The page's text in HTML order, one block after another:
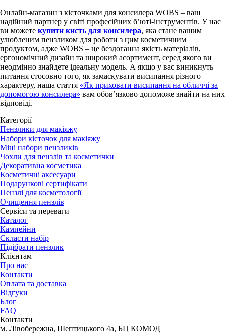
Онлайн-магазин з кісточками для консилера WOBS – ваш
надійний партнер у світі професійних б’юті-інструментів. У нас
ви можете купити кисть для консилера, яка стане вашим
улюбленим пензликом для роботи з цим косметичним
продуктом, адже WOBS – це бездоганна якість матеріалів,
ергономічний дизайн та широкий асортимент, серед якого ви
неодмінно знайдете ідеальну модель. А якщо у вас виникнуть
питання стосовно того, як замаскувати висипання різного
характеру, наша стаття «Як приховати висипання на обличчі за
допомогою консилера» вам обов’язково допоможе знайти на них
відповіді.
Категорії
Пензлики для макіяжу
Набори кісточок для макіяжу
Міні набори пензликів
Чохли для пензлів та косметички
Декоративна косметика
Косметичні аксесуари
Подарункові сертифікати
Пензлі для косметології
Очищення пензлів
Сервіси та переваги
Каталог
Кампейни
Скласти набір
Підібрати пензлик
Клієнтам
Про нас
Контакти
Оплата та доставка
Відгуки
Блог
FAQ
Контакти
м. Лівобережна, Шептицького 4а, БЦ КОМОД